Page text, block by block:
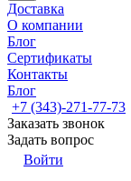
Доставка
О компании
Блог
Сертификаты
Контакты
Блог
+7 (343)-271-77-73
Заказать звонок
Задать вопрос
Войти